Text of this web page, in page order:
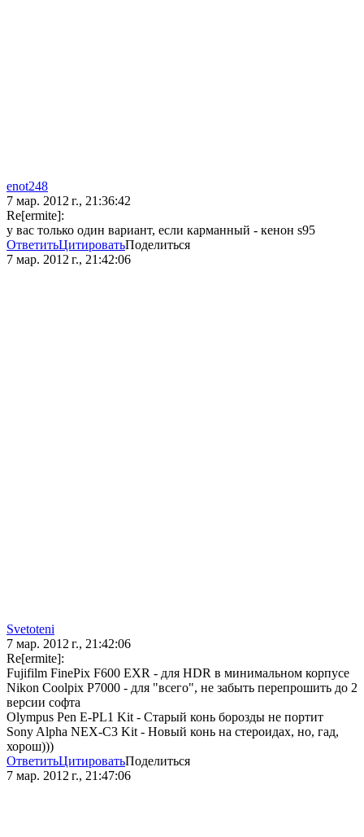
enot248
7 мар. 2012 г., 21:36:42
Re[ermite]:
у вас только один вариант, если карманный - кенон s95
ОтветитьЦитироватьПоделиться
7 мар. 2012 г., 21:42:06
Svetoteni
7 мар. 2012 г., 21:42:06
Re[ermite]:
Fujifilm FinePix F600 EXR - для HDR в минимальном корпусе
Nikon Coolpix P7000 - для "всего", не забыть перепрошить до 2
версии софта
Olympus Pen E-PL1 Kit - Старый конь борозды не портит
Sony Alpha NEX-C3 Kit - Новый конь на стероидах, но, гад,
хорош)))
ОтветитьЦитироватьПоделиться
7 мар. 2012 г., 21:47:06